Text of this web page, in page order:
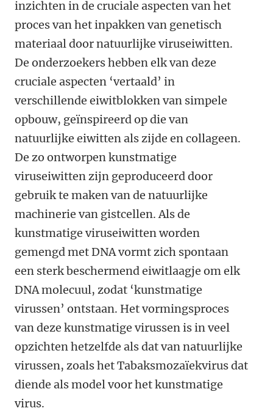
inzichten in de cruciale aspecten van het
proces van het inpakken van genetisch
materiaal door natuurlijke viruseiwitten.
De onderzoekers hebben elk van deze
cruciale aspecten ‘vertaald’ in
verschillende eiwitblokken van simpele
opbouw, geïnspireerd op die van
natuurlijke eiwitten als zijde en collageen.
De zo ontworpen kunstmatige
viruseiwitten zijn geproduceerd door
gebruik te maken van de natuurlijke
machinerie van gistcellen. Als de
kunstmatige viruseiwitten worden
gemengd met DNA vormt zich spontaan
een sterk beschermend eiwitlaagje om elk
DNA molecuul, zodat ‘kunstmatige
virussen’ ontstaan. Het vormingsproces
van deze kunstmatige virussen is in veel
opzichten hetzelfde als dat van natuurlijke
virussen, zoals het Tabaksmozaïekvirus dat
diende als model voor het kunstmatige
virus.